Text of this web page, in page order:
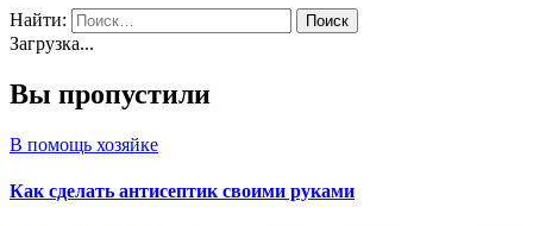
Найти:
Загрузка...
Вы пропустили
В помощь хозяйке
Как сделать антисептик своими руками